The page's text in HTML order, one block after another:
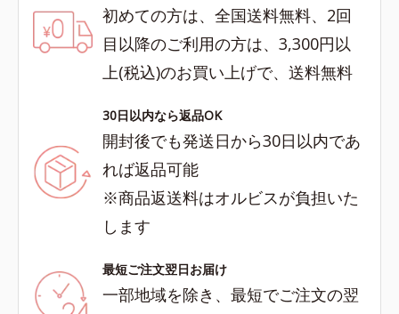
初めての方は、全国送料無料、2回
目以降のご利用の方は、3,300円以
上(税込)のお買い上げで、送料無料
30日以内なら返品OK
開封後でも発送日から30日以内であ
れば返品可能
※商品返送料はオルビスが負担いた
します
最短ご注文翌日お届け
一部地域を除き、最短でご注文の翌